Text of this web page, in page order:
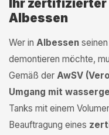
Ihr zertifizierter
Albessen
Wer in Albessen
demontieren möchte,
Gemäß der AwSV
Umgang mit
Tanks mit einem
Beauftragung eines